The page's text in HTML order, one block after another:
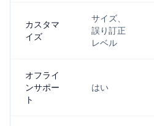
カスタマ
イズ
サイズ、
誤り訂正
レベル
オフライ
ンサポー
ト
はい